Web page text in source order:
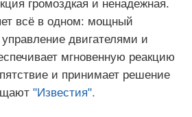
громоздкая и ненадежная.
всё в одном: мощный
двигателями и
мгновенную реакцию
и принимает решение
"Известия".